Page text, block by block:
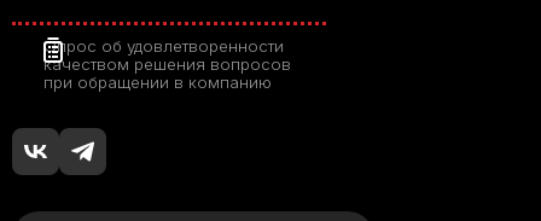
Опрос об удовлетворенности
качеством решения вопросов
при обращении в компанию